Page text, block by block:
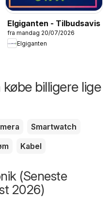
Elgiganten - Tilbudsavis
fra mandag 20/07/2026
Elgiganten
billigere lige
Smartwatch
Kabel
(Seneste
2026)